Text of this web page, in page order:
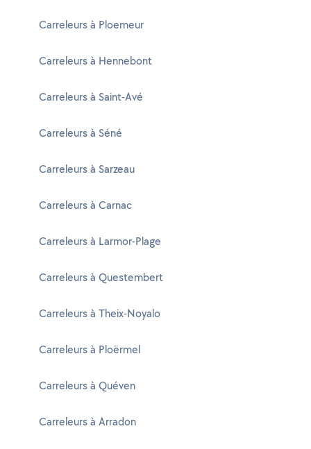
Carreleurs à Ploemeur
Carreleurs à Hennebont
Carreleurs à Saint-Avé
Carreleurs à Séné
Carreleurs à Sarzeau
Carreleurs à Carnac
Carreleurs à Larmor-Plage
Carreleurs à Questembert
Carreleurs à Theix-Noyalo
Carreleurs à Ploërmel
Carreleurs à Quéven
Carreleurs à Arradon